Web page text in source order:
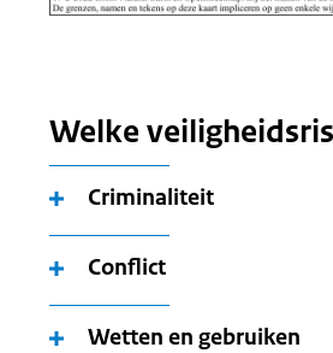
Welke
Criminaliteit
Conflict
Wetten en gebruiken